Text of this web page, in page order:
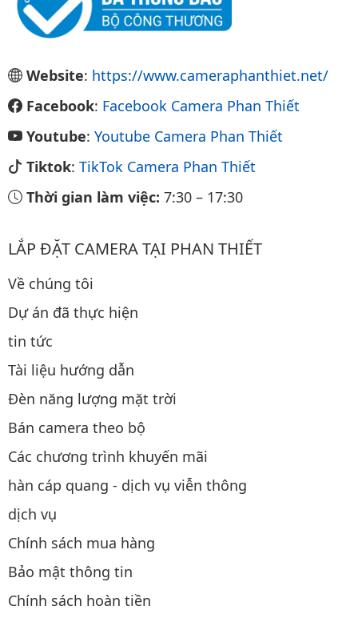
Website: https://www.cameraphanthiet.net/
Facebook: Facebook Camera Phan Thiết
Youtube: Youtube Camera Phan Thiết
Tiktok: TikTok Camera Phan Thiết
Thời gian làm việc: 7:30 – 17:30
LẮP ĐẶT CAMERA TẠI PHAN THIẾT
Về chúng tôi
Dự án đã thực hiện
tin tức
Tài liệu hướng dẫn
Đèn năng lượng mặt trời
Bán camera theo bộ
Các chương trình khuyến mãi
hàn cáp quang - dịch vụ viễn thông
dịch vụ
Chính sách mua hàng
Bảo mật thông tin
Chính sách hoàn tiền